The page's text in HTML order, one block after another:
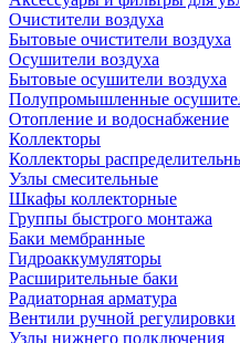
Очистители воздуха
Бытовые очистители воздуха
Осушители воздуха
Бытовые осушители воздуха
Полупромышленные
Отопление и водоснабжение
Коллекторы
Коллекторы
Узлы смесительные
Шкафы коллекторные
Группы быстрого монтажа
Баки мембранные
Гидроаккумуляторы
Расширительные баки
Радиаторная арматура
Вентили ручной регулировки
Узлы нижнего подключения